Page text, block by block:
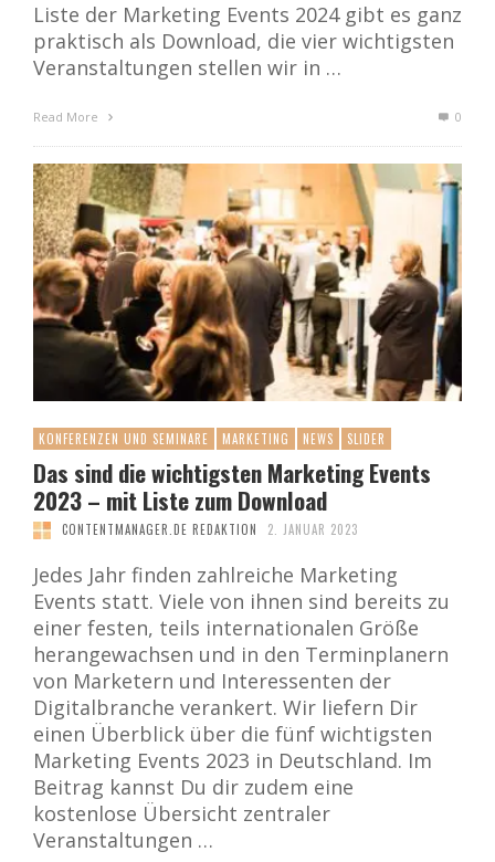
Liste der Marketing Events 2024 gibt es ganz
praktisch als Download, die vier wichtigsten
Veranstaltungen stellen wir in …
Read More 0
KONFERENZEN UND SEMINARE MARKETING NEWS SLIDER
Das sind die wichtigsten Marketing Events
2023 – mit Liste zum Download
CONTENTMANAGER.DE REDAKTION 2. JANUAR 2023
Jedes Jahr finden zahlreiche Marketing
Events statt. Viele von ihnen sind bereits zu
einer festen, teils internationalen Größe
herangewachsen und in den Terminplanern
von Marketern und Interessenten der
Digitalbranche verankert. Wir liefern Dir
einen Überblick über die fünf wichtigsten
Marketing Events 2023 in Deutschland. Im
Beitrag kannst Du dir zudem eine
kostenlose Übersicht zentraler
Veranstaltungen …